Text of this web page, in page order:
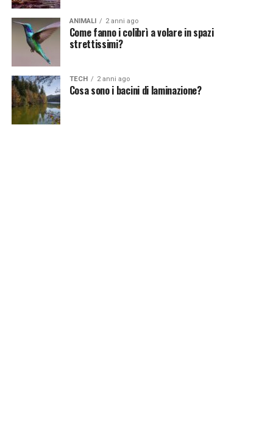
Continua a leggere su atuttonotizie.it
Vuoi essere sempre aggiornato e ricevere le principali
notizie del giorno?
ANIMALI 2 anni ago
Come fanno i colibrì a volare in spazi
strettissimi?
TECH 2 anni ago
Cosa sono i bacini di laminazione?